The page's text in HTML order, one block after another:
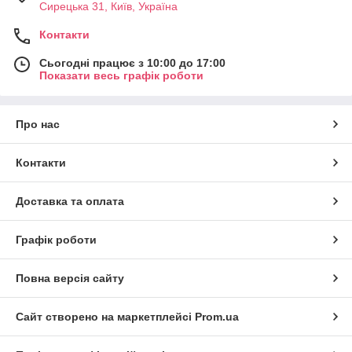
НОВИНКА — Спортивні гальмівні системи провідних
Європейських виробників!
Сирецька 31, Київ, Україна
Контакти
Сьогодні працює з 10:00 до 17:00
Показати весь графік роботи
Про нас
Контакти
Доставка та оплата
Графік роботи
Повна версія сайту
Сайт створено на маркетплейсі Prom.ua